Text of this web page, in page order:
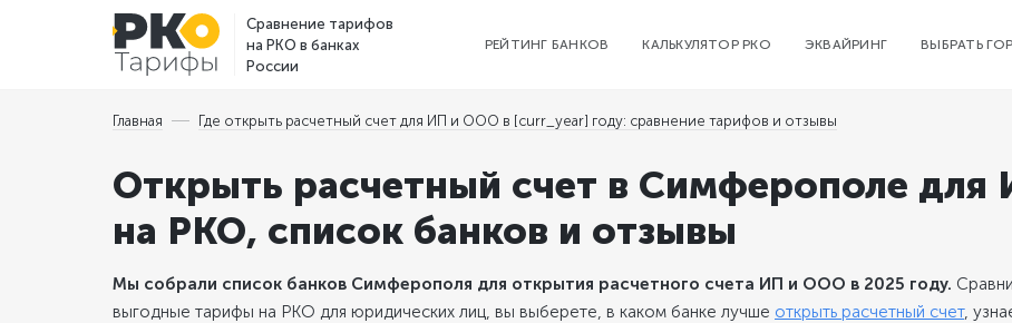
Сравнение тарифов
на РКО в банках
России
РЕЙТИНГ БАНКОВ КАЛЬКУЛЯТОР РКО ЭКВАЙРИНГ ВЫБРАТЬ
Главная Где открыть расчетный счет для ИП и ООО в [curr_year] году: сравнение тарифов и отзывы
Открыть расчетный счет в Симферополе
на РКО, список банков и отзывы
Мы собрали список банков Симферополя для открытия расчетного счета ИП и ООО в 2025 году.
выгодные тарифы на РКО для юридических лиц, вы выберете, в каком банке лучше открыть расчетный счет,